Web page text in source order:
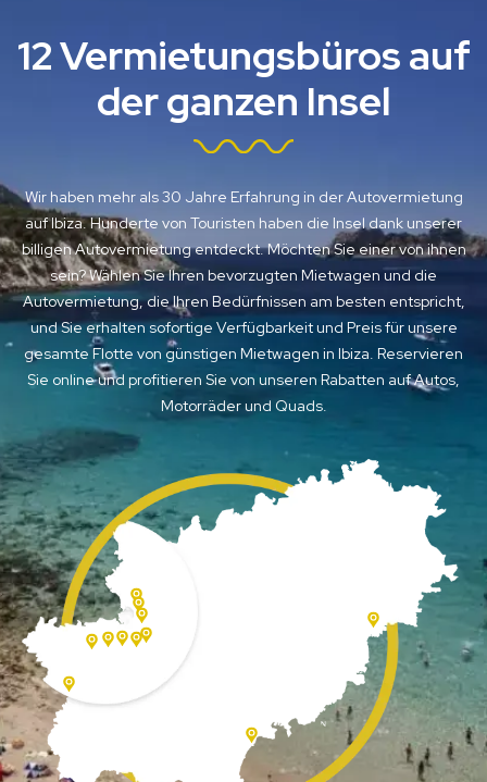
12 Vermietungsbüros auf
der ganzen Insel
Wir haben mehr als 30 Jahre Erfahrung in der Autovermietung
auf Ibiza. Hunderte von Touristen haben die Insel dank unserer
billigen Autovermietung entdeckt. Möchten Sie einer von ihnen
sein? Wählen Sie Ihren bevorzugten Mietwagen und die
Autovermietung, die Ihren Bedürfnissen am besten entspricht,
und Sie erhalten sofortige Verfügbarkeit und Preis für unsere
gesamte Flotte von günstigen Mietwagen in Ibiza. Reservieren
Sie online und profitieren Sie von unseren Rabatten auf Autos,
Motorräder und Quads.